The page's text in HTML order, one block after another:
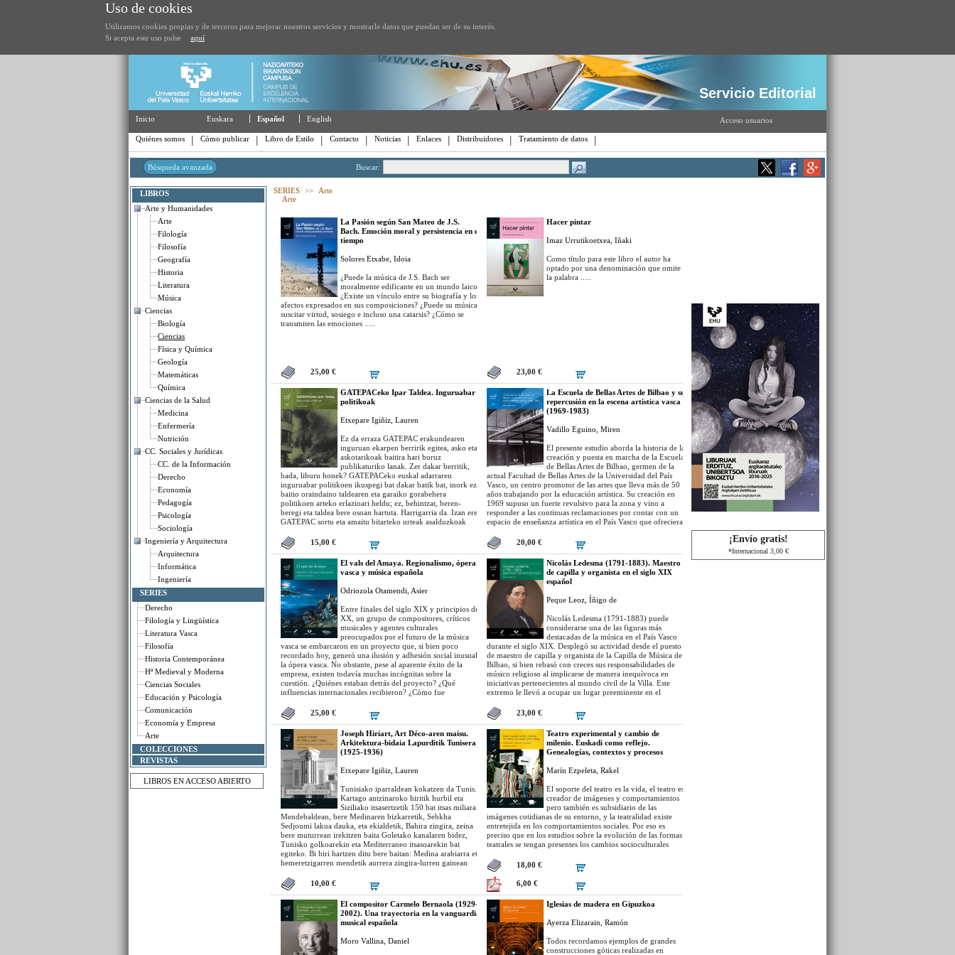
Uso de cookies
Utilizamos cookies propias y de terceros para mejorar nuestros servicios y mostrarle datos que puedan ser de su interés.
Si acepta este uso pulse
aquí
Inicio Español
Euskara English
Servicio Editorial
Acceso usuarios
Quiénes somos Cómo publicar Libro de Estilo Contacto Noticias Enlaces Distribuidores Tratamiento de datos
Buscar:
Búsqueda avanzada
LIBROS
Arte y Humanidades
Arte
Filología
Filosofía
Geografía
Historia
Literatura
Música
Ciencias
Biología
Ciencias
Física y Química
Geología
Matemáticas
Química
Ciencias de la Salud
Medicina
Enfermería
Nutrición
CC. Sociales y Jurídicas
CC. de la Información
Derecho
Economía
Pedagogía
Psicología
Sociología
Ingeniería y Arquitectura
Arquitectura
Informática
Ingeniería
SERIES
Derecho
Filología y Lingüística
Literatura Vasca
Filosofía
Historia Contemporánea
Hª Medieval y Moderna
Ciencias Sociales
Educación y Psicología
Comunicación
Economía y Empresa
Arte
COLECCIONES
REVISTAS
LIBROS EN ACCESO ABIERTO
¡Envío gratis!
*Internacional 3,00 €
SERIES >>
Arte
Arte
La Pasión según San Mateo de J.S.
Bach. Emoción moral y persistencia en el
tiempo
Solores Etxabe, Idoia
¿Puede la música de J.S. Bach ser
moralmente edificante en un mundo laico?
¿Existe un vínculo entre su biografía y los
afectos expresados en sus composiciones? ¿Puede su música
suscitar virtud, sosiego e incluso una catarsis? ¿Cómo se
transmiten las emociones .....
25,00 €
Hacer pintar
Imaz Urrutikoetxea, Iñaki
Como título para este libro el autor ha
optado por una denominación que omite
la palabra .....
23,00 €
GATEPACeko Ipar Taldea. Inguruabar
politikoak
Etxepare Igiñiz, Lauren
Ez da erraza GATEPAC erakundearen
inguruan ekarpen berririk egitea, asko eta
askotarikoak baitira hari buruz
publikaturiko lanak. Zer dakar berritik,
bada, liburu honek? GATEPACeko euskal adarraren
inguruabar politikoen ikuspegi bat dakar batik bat, inork ez
baitio oraindaino taldearen eta garaiko gorabehera
politikoen arteko erlazioari heldu; ez, behintzat, beren-
beregi eta taldea bere osoan hartuta. Harrigarria da. Izan ere,
GATEPAC sortu eta amaitu bitarteko urteak asalduzkoak
militar baten osteko gerrarekin iraungi baitzen erakundea. Bi
gertakari horien artean zer agituko, eta Espainiako Bigarren
Errepublika. Hain zuzen ere, balio errepublikanoak errotuen
eta zabalduen zeuden jendarteetan izan zuen arrakastarik
handiena erakundeak. Hortik euskal taldeak betetasuna
iristeko erakutsitako nekeak, hain izan zen eta
gorabeheratsua ‘Euskadi’ izeneko proiektu politikoaren eta
Espainiako Bigarren Errepublikaren arteko hurbilketa-
prozesua. Zer ikusirik ez, bistan da, Katalunia
errepublikanoaren baitan jaiotako taldeak hasieratik
erakutsitako ibili adoretsuarekin......
15,00 €
La Escuela de Bellas Artes de Bilbao y su
repercusión en la escena artística vasca
(1969-1983)
Vadillo Eguino, Miren
El presente estudio aborda la historia de la
creación y puesta en marcha de la Escuela
de Bellas Artes de Bilbao, germen de la
actual Facultad de Bellas Artes de la Universidad del País
Vasco, un centro promotor de las artes que lleva más de 50
años trabajando por la educación artística. Su creación en
1969 supuso un fuerte revulsivo para la zona y vino a
responder a las continuas reclamaciones por contar con un
espacio de enseñanza artística en el País Vasco que ofreciera
para recibir una educación estética oficial y superior. Con
todo, la configuración del centro no fue fácil, fueron
numerosos los problemas, conflictos y transformaciones que
se desarrollaron en sus primeros años de andadura,
constituyéndose todos ellos como un fiel reflejo del
momento en el que sucedieron......
20,00 €
El vals del Amaya. Regionalismo, ópera
vasca y música española
Odriozola Otamendi, Asier
Entre finales del siglo XIX y principios del
XX, un grupo de compositores, críticos
musicales y agentes culturales
preocupados por el futuro de la música
vasca se embarcaron en un proyecto que, si bien poco
recordado hoy, generó una ilusión y adhesión social inusual:
la ópera vasca. No obstante, pese al aparente éxito de la
empresa, existen todavía muchas incógnitas sobre la
cuestión. ¿Quiénes estaban detrás del proyecto? ¿Qué
influencias internacionales recibieron? ¿Cómo fue
todo, ¿a qué propósitos políticos respondía exactamente?.....
25,00 €
Nicolás Ledesma (1791-1883). Maestro
de capilla y organista en el siglo XIX
español
Peque Leoz, Íñigo de
Nicolás Ledesma (1791-1883) puede
considerarse una de las figuras más
destacadas de la música en el País Vasco
durante el siglo XIX. Desplegó su actividad desde el puesto
de maestro de capilla y organista de la Capilla de Música de
Bilbao, si bien rebasó con creces sus responsabilidades de
músico religioso al implicarse de manera inequívoca en
iniciativas pertenecientes al mundo civil de la Villa. Este
extremo le llevó a ocupar un lugar preeminente en el
durante más de cincuenta años, y en el resto del País Vasco y
la península .....
23,00 €
Joseph Hiriart, Art Déco-aren maisu.
Arkitektura-bidaia Lapurditik Tunisera
(1925-1936)
Etxepare Igiñiz, Lauren
Tunisiako iparraldean kokatzen da Tunis.
Kartago antzinaroko hiritik hurbil eta
Siziliako itsasertzetik 150 bat itsas miliara.
Mendebaldean, bere Medinaren bizkarretik, Sebkha
Sedjoumi lakua dauka, eta ekialdetik, Bahira zingira, zeina
bere muturrean irekitzen baita Goletako kanalaren bidez,
Tunisko golkoarekin eta Mediterraneo itsasoarekin bat
egiteko. Bi hiri hartzen ditu bere baitan: Medina arabiarra eta
hemeretzigarren mendetik aurrera zingira-lurren gainean
eman zion hasiera 1862an. Enbaxada eta Medina lotzeko,
Promenade de la Marine pasealekuaren lehen zatia
zabalduko zen laster. 1881ean, herrialdea Frantziaren
menpeko Protektoratua bilakaturik, bizkortu egin zen hiri
kolonialaren eraikuntza, zoru-azalera handi bat irabaziz eta
zingira-lurrak drainatuz eta betez. Promenade de la Marine
zena, Avenue de Paris deituko zen aurrerantzean, eta
pasealekuaren gainerako zatiak berriz, Avenue Jules Ferry
10,00 €
Teatro experimental y cambio de
milenio. Euskadi como reflejo.
Genealogías, contextos y procesos
Marín Ezpeleta, Rakel
El soporte del teatro es la vida, el teatro es
creador de imágenes y comportamientos
pero también es subsidiario de las
imágenes cotidianas de su entorno, y la teatralidad existe
entretejida en los comportamientos sociales. Por eso es
preciso que en los estudios sobre la evolución de las formas
teatrales se tengan presentes los cambios socioculturales
observamos......
18,00 €
6,00 €
El compositor Carmelo Bernaola (1929-
2002). Una trayectoria en la vanguardia
musical española
Moro Vallina, Daniel
Iglesias de madera en Gipuzkoa
Ayerza Elizarain, Ramón
Todos recordamos ejemplos de grandes
construcciones góticas realizadas en